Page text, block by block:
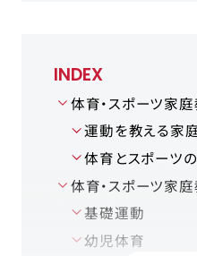
INDEX
体育・スポーツ家
運動を教える家
体育とスポーツ
体育・スポーツ家
基礎運動
幼児体育